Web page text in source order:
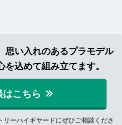
思い入れのあるプラモデル
込めて組み立てます。
はこちら
ーハイギヤードにぜひご相談くださ